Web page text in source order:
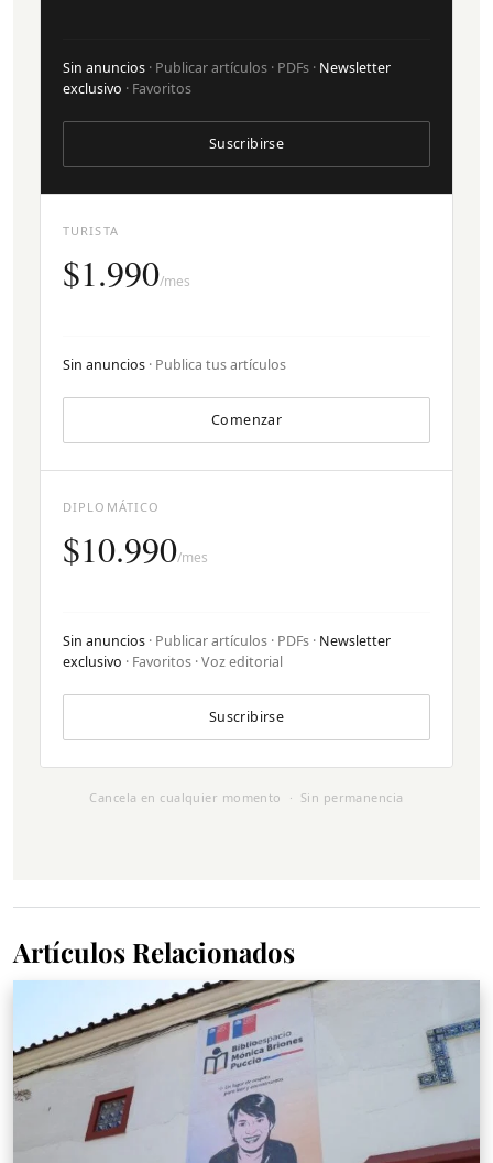
TURISTA
$1.990/mes
Sin anuncios · Publica tus artículos
Comenzar
Sin anuncios · Publicar artículos · PDFs · Newsletter
exclusivo · Favoritos
Suscribirse
DIPLOMÁTICO
$10.990/mes
Sin anuncios · Publicar artículos · PDFs · Newsletter
exclusivo · Favoritos · Voz editorial
Suscribirse
Cancela en cualquier momento · Sin permanencia
Artículos Relacionados